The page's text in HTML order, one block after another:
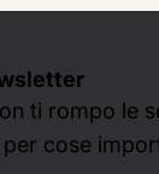
ti rompo le